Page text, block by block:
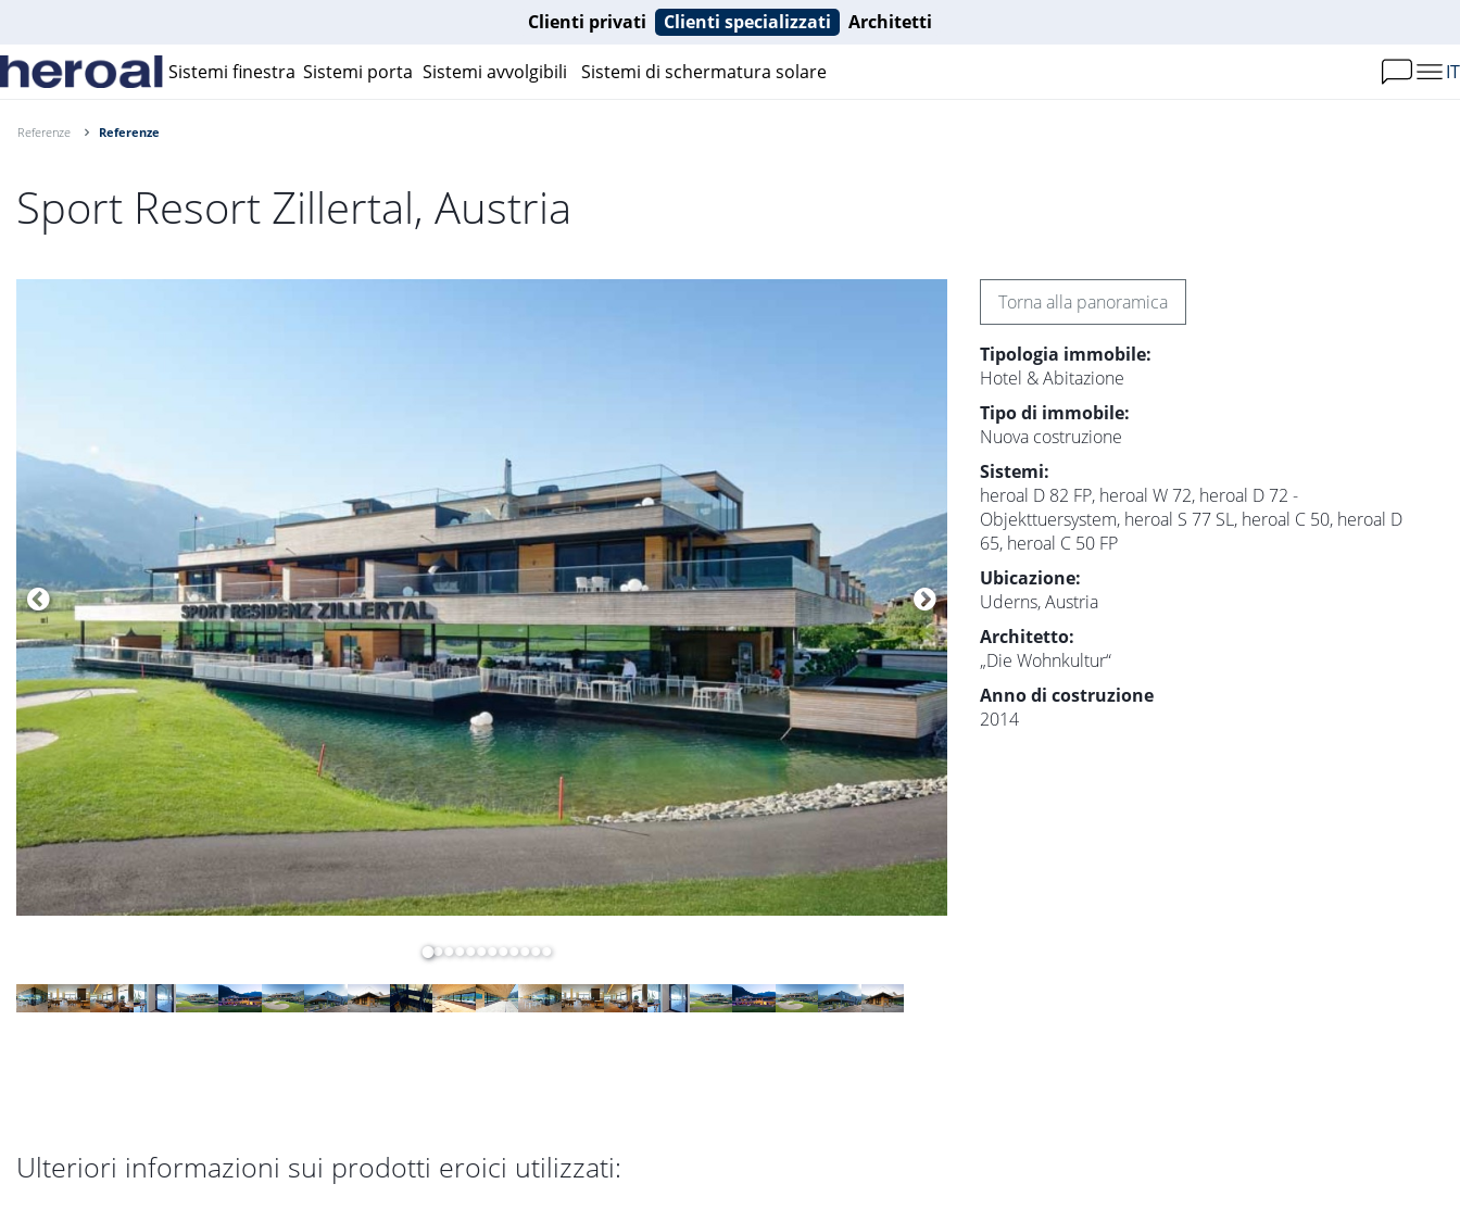
Clienti privati Clienti specializzati Architetti
Sistemi finestra Sistemi porta Sistemi avvolgibili Sistemi di schermatura solare IT
Referenze Referenze
Sport Resort Zillertal, Austria
Torna alla panoramica
Tipologia immobile:
Hotel & Abitazione
Tipo di immobile:
Nuova costruzione
Sistemi:
heroal D 82 FP, heroal W 72, heroal D 72 -
Objekttuersystem, heroal S 77 SL, heroal C 50, heroal D
65, heroal C 50 FP
Ubicazione:
Uderns, Austria
Architetto:
„Die Wohnkultur“
Anno di costruzione
2014
Ulteriori informazioni sui prodotti eroici utilizzati: